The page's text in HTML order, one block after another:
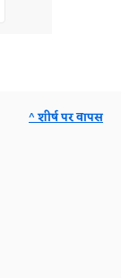
^ शीर्ष पर वापस